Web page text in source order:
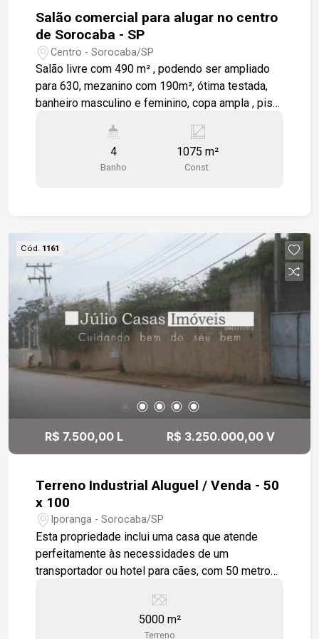
Salão comercial para alugar no centro
de Sorocaba - SP
Centro - Sorocaba/SP
Salão livre com 490 m² , podendo ser ampliado
para 630, mezanino com 190m², ótima testada,
banheiro masculino e feminino, copa ampla , piso
para te atender. Gostaria de saber mais
informações ou agendar uma visita?
4
Banho
1075 m²
Const.
Cód. 1161
R$ 7.500,00 L R$ 3.250.000,00 V
Terreno Industrial Aluguel / Venda - 50
x 100
Iporanga - Sorocaba/SP
Esta propriedade inclui uma casa que atende
perfeitamente às necessidades de um
transportador ou hotel para cães, com 50 metros
espaçosa e bem estruturada, ideal para uso
residencial ou adaptável para negócios como
5000 m²
Terreno